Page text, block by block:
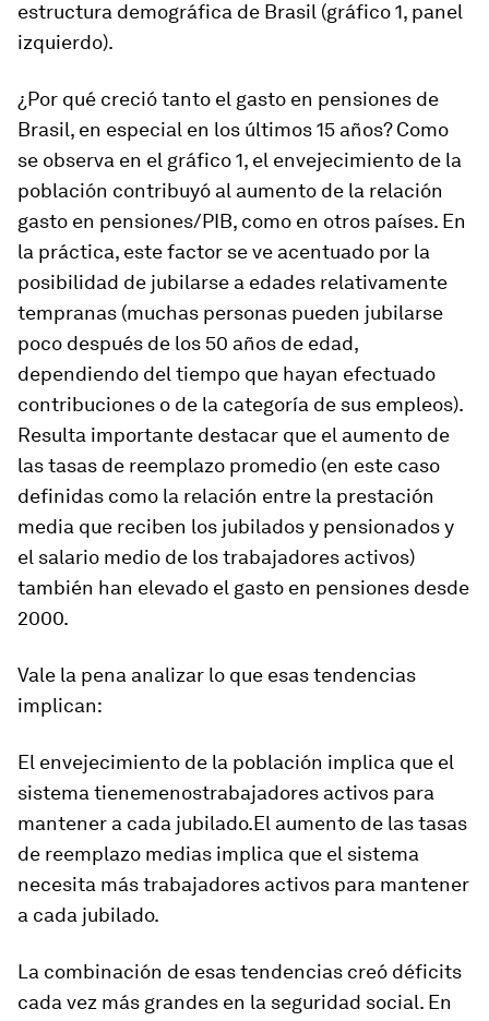
estructura demográfica de Brasil (gráfico 1, panel
izquierdo).
¿Por qué creció tanto el gasto en pensiones de
Brasil, en especial en los últimos 15 años? Como
se observa en el gráfico 1, el envejecimiento de la
población contribuyó al aumento de la relación
gasto en pensiones/PIB, como en otros países. En
la práctica, este factor se ve acentuado por la
posibilidad de jubilarse a edades relativamente
tempranas (muchas personas pueden jubilarse
poco después de los 50 años de edad,
dependiendo del tiempo que hayan efectuado
contribuciones o de la categoría de sus empleos).
Resulta importante destacar que el aumento de
las tasas de reemplazo promedio (en este caso
definidas como la relación entre la prestación
media que reciben los jubilados y pensionados y
el salario medio de los trabajadores activos)
también han elevado el gasto en pensiones desde
2000.
Vale la pena analizar lo que esas tendencias
implican:
El envejecimiento de la población implica que el
sistema tienemenostrabajadores activos para
mantener a cada jubilado.El aumento de las tasas
de reemplazo medias implica que el sistema
necesita mástrabajadores activos para mantener
a cada jubilado.
La combinación de esas tendencias creó déficits
cada vez más grandes en la seguridad social. En